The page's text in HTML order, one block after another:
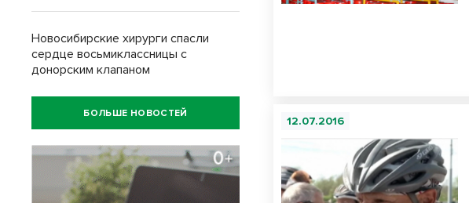
12.07.2016
Новосибирские хирурги спасли
сердце восьмиклассницы с
донорским клапаном
БОЛЬШЕ НОВОСТЕЙ